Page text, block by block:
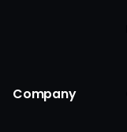
Company